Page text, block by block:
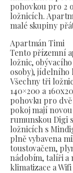
pohovkou pro 2
ložnicích.
malé skupiny
Apartmán Timi
Tento přízemní
ložnic,
osoby), jídelního
Všechny tři
140×200 a
pohovku pro
pokoj mají
rumunskou Digi
ložnicích s
plně vybavena
toustovačem,
nádobím, talíři a
klimatizace a